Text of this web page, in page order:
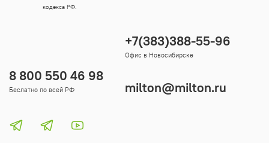
8 800 550 46 98
Беслатно по всей РФ
+7(383)388-55-96
Офис в Новосибирске
milton@milton.ru
кодекса РФ.